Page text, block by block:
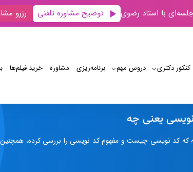
با استاد رضوی توضیح مشاوره تلفنی رزرو
کنکور دکتری دروس مهم برنامه‌‌ریزی مشاوره خرید فیلم‌ها
یعنی چه
که کد نویسی چیست و مفهوم کد نویسی را بررسی کرده،